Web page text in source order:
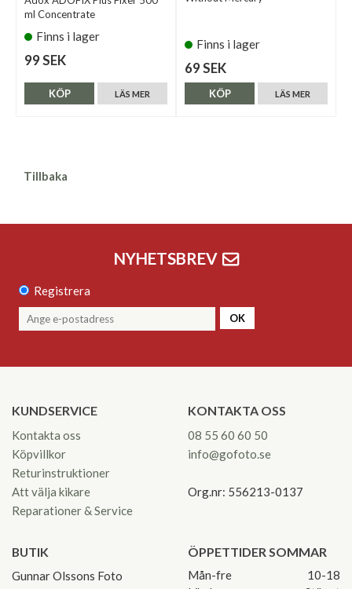
ml Concentrate
Finns i lager
99 SEK
LÄS MER
KÖP
Finns i lager
69 SEK
LÄS MER
KÖP
Tillbaka
NYHETSBREV
Registrera
OK
KUNDSERVICE
Kontakta oss
Köpvillkor
Returinstruktioner
Att välja kikare
Reparationer & Service
KONTAKTA OSS
08 55 60 60 50
info@gofoto.se
Org.nr: 556213-0137
BUTIK
Gunnar Olssons Foto
ÖPPETTIDER SOMMAR
Mån-fre
10-18